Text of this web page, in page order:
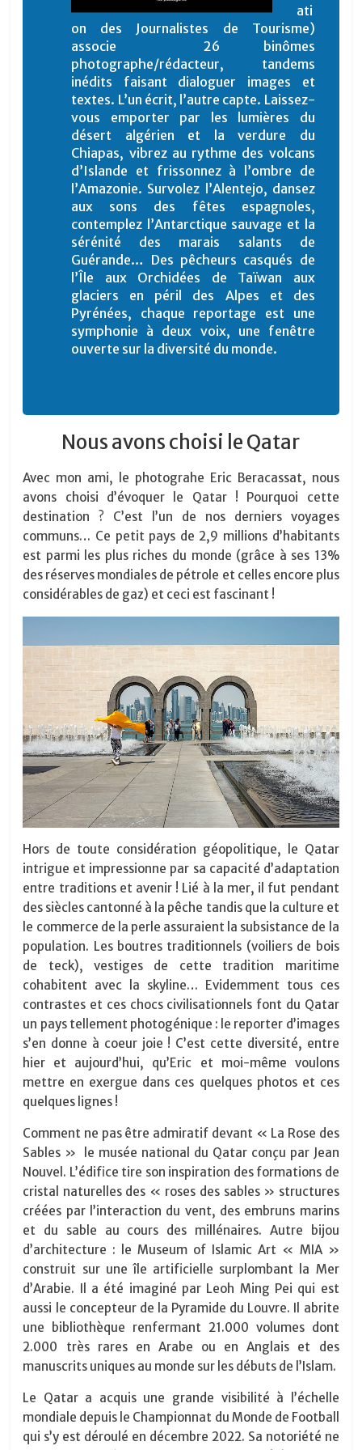
ati
on des Journalistes de Tourisme)
associe 26 binômes
photographe/rédacteur, tandems
inédits faisant dialoguer images et
textes. L’un écrit, l’autre capte. Laissez-
vous emporter par les lumières du
désert algérien et la verdure du
Chiapas, vibrez au rythme des volcans
d’Islande et frissonnez à l’ombre de
l’Amazonie. Survolez l’Alentejo, dansez
aux sons des fêtes espagnoles,
contemplez l’Antarctique sauvage et la
sérénité des marais salants de
Guérande… Des pêcheurs casqués de
l’Île aux Orchidées de Taïwan aux
glaciers en péril des Alpes et des
Pyrénées, chaque reportage est une
symphonie à deux voix, une fenêtre
ouverte sur la diversité du monde.
Nous avons choisi le Qatar
Avec mon ami, le photograhe Eric Beracassat, nous
avons choisi d’évoquer le Qatar ! Pourquoi cette
destination ? C’est l’un de nos derniers voyages
communs… Ce petit pays de 2,9 millions d’habitants
est parmi les plus riches du monde (grâce à ses 13%
des réserves mondiales de pétrole et celles encore plus
considérables de gaz) et ceci est fascinant !
Hors de toute considération géopolitique, le Qatar
intrigue et impressionne par sa capacité d’adaptation
entre traditions et avenir ! Lié à la mer, il fut pendant
des siècles cantonné à la pêche tandis que la culture et
le commerce de la perle assuraient la subsistance de la
population. Les boutres traditionnels (voiliers de bois
de teck), vestiges de cette tradition maritime
cohabitent avec la skyline… Evidemment tous ces
contrastes et ces chocs civilisationnels font du Qatar
un pays tellement photogénique : le reporter d’images
s’en donne à coeur joie ! C’est cette diversité, entre
hier et aujourd’hui, qu’Eric et moi-même voulons
mettre en exergue dans ces quelques photos et ces
quelques lignes !
Comment ne pas être admiratif devant « La Rose des
Sables »
le musée national du Qatar conçu par Jean
Nouvel. L’édifice tire son inspiration des formations de
cristal naturelles des « roses des sables » structures
créées par l’interaction du vent, des embruns marins
et du sable au cours des millénaires. Autre bijou
d’architecture : le Museum of Islamic Art « MIA »
construit sur une île artificielle surplombant la Mer
d’Arabie. Il a été imaginé par Leoh Ming Pei qui est
aussi le concepteur de la Pyramide du Louvre. Il abrite
une bibliothèque renfermant 21.000 volumes dont
2.000 très rares en Arabe ou en Anglais et des
manuscrits uniques au monde sur les débuts de l’Islam.
Le Qatar a acquis une grande visibilité à l’échelle
mondiale depuis le Championnat du Monde de Football
qui s’y est déroulé en décembre 2022. Sa notoriété ne